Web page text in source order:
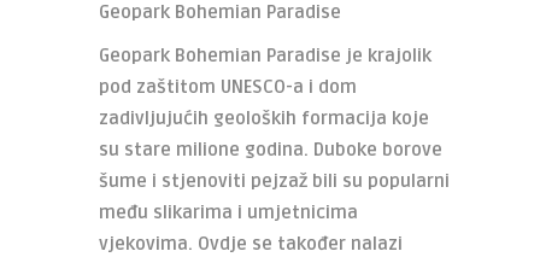
Geopark Bohemian Paradise
Geopark Bohemian Paradise je krajolik
pod zaštitom UNESCO-a i dom
zadivljujućih geoloških formacija koje
su stare milione godina. Duboke borove
šume i stjenoviti pejzaž bili su popularni
među slikarima i umjetnicima
vjekovima. Ovdje se također nalazi